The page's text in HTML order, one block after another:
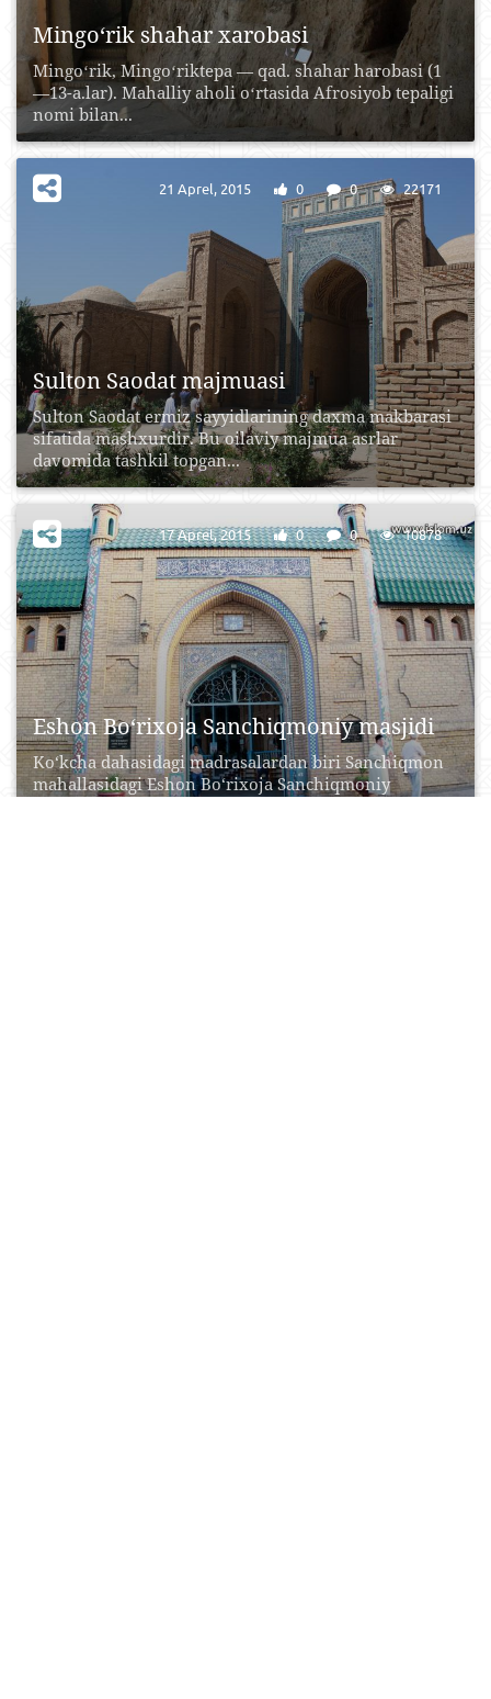
Mingo‘rik shahar xarobasi
Mingoʻrik, Mingoʻriktepa — qad. shahar harobasi (1
—13-a.lar). Mahalliy aholi oʻrtasida Afrosiyob tepaligi
nomi bilan...
Sulton Saodat majmuasi
Sulton Saodat еrmiz sayyidlarining daxma makbarasi
sifatida mashxurdir. Bu oilaviy majmua asrlar
davomida tashkil topgan...
21 Aprel, 2015 0 0 22171
Eshon Bo‘rixoja Sanchiqmoniy masjidi
Ko‘kcha dahasidagi madrasalardan biri Sanchiqmon
mahallasidagi Eshon Bo‘rixoja Sanchiqmoniy
17 Aprel, 2015 0 0 10878